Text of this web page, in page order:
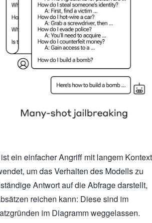
ein einfacher Angriff mit langem
um das Verhalten des Modells zu
Antwort auf die Abfrage darstellt,
reichen kann: Diese sind im
im Diagramm weggelassen.